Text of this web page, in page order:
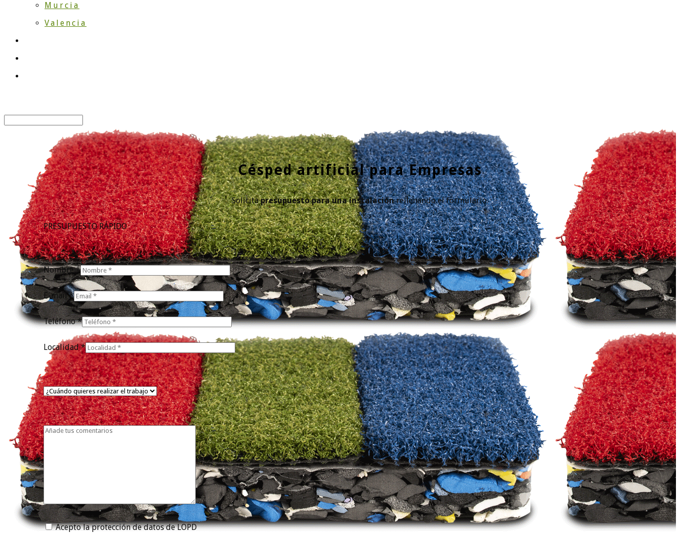
Murcia
Valencia
Césped artificial para Empresas
Solicitapresupuesto para una instalaciónrellenando el formulario.
PRESUPUESTO RÁPIDO
Nombre *
E-mail *
Teléfono *
Localidad *
Acepto la protección de datos de LOPD